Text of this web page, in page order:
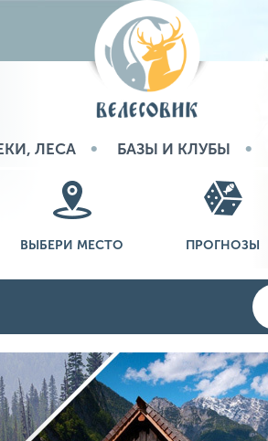
ЛЕСА БАЗЫ И КЛУБЫ
ВЫБЕРИ МЕСТО ПРОГНОЗЫ